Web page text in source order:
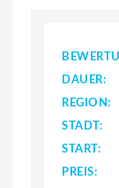
DAUER:
REGION:
STADT:
START:
PREIS: